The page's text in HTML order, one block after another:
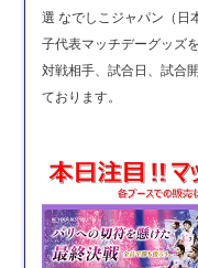
選 なでしこジャパン（日
子代表マッチデーグッズ
対戦相手、試合日、試合
ております。